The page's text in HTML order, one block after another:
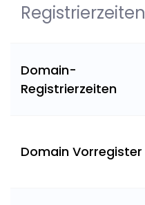
Registrierzeiten
Domain-
Registrierzeiten
Domain Vorregister